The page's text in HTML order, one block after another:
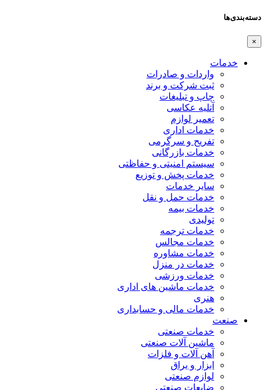
دسته‌بندی‌ها
×
خدمات
واردات و صادرات
ثبت شرکت و برند
چاپ و تبلیغات
آتلیه عکاسی
تعمیر لوازم
خدمات اداری
تفریح و سرگرمی
خدمات بازرگانی
سیستم امنیتی و حفاظتی
خدمات پخش و توزیع
سایر خدمات
خدمات حمل و نقل
خدمات بیمه
تولیدی
خدمات ترجمه
خدمات مجالس
خدمات مشاوره
خدمات در منزل
خدمات ورزشی
خدمات ماشین های اداری
هنری
خدمات مالی و حسابداری
صنعت
خدمات صنعتی
ماشین آلات صنعتی
آهن آلات و فلزات
ابزار و یراق
لوازم صنعتی
ضایعات صنعتی